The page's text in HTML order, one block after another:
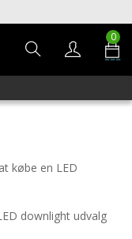
0
købe en LED
downlight udvalg